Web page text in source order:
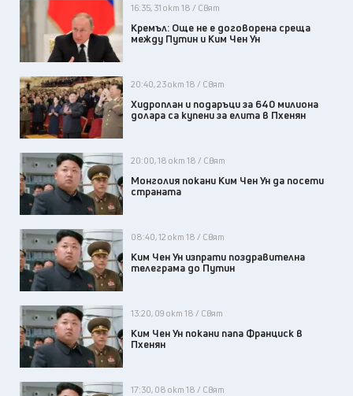
16:35, 31 окт 18 / Свят
Кремъл: Още не е договорена среща
между Путин и Ким Чен Ун
20:40, 23 окт 18 / Свят
Хидроплан и подаръци за 640 милиона
долара са купени за елита в Пхенян
20:00, 18 окт 18 / Свят
Монголия покани Ким Чен Ун да посети
страната
08:40, 12 окт 18 / Свят
Ким Чен Ун изпрати поздравителна
телеграма до Путин
13:20, 09 окт 18 / Свят
Ким Чен Ун покани папа Франциск в
Пхенян
17:30, 08 окт 18 / Свят